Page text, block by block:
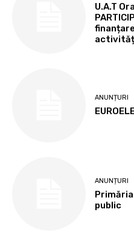
U.A.T
ANUNȚURI
ANUNȚURI
Primăria
public